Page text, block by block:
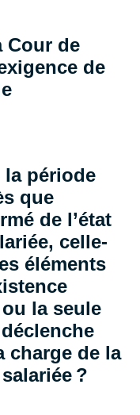
Cour de
de
période
que
de l’état
celle-
éléments
la seule
charge de la
salariée ?